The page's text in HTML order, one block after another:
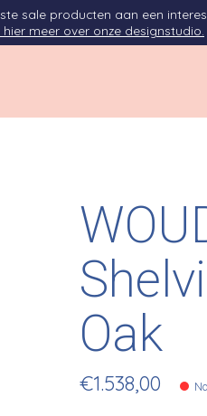
sale producten aan een
hier meer over onze designstudio.
Oak
€1.538,00